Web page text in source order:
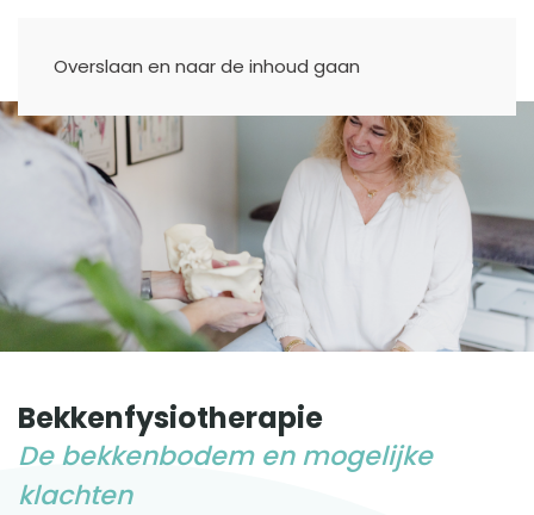
Overslaan en naar de inhoud gaan
Bekkenfysiotherapie
De bekkenbodem en mogelijke
klachten